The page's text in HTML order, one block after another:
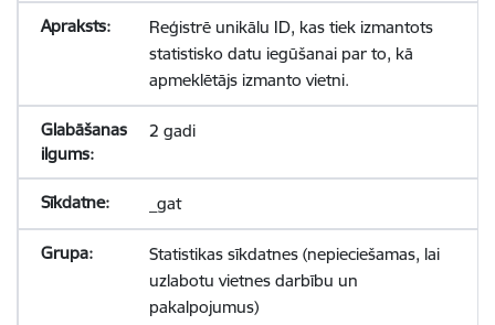
Reģistrē unikālu ID, kas tiek izmantots
statistisko datu iegūšanai par to, kā
apmeklētājs izmanto vietni.
2 gadi
_gat
Statistikas sīkdatnes (nepieciešamas, lai
uzlabotu vietnes darbību un
pakalpojumus)